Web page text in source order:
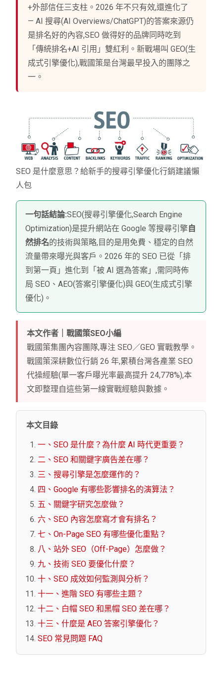
+外部信任三支柱。2026 年不只有效,還進化了
— AI 搜尋(AI Overviews/ChatGPT)的答案來源仍
是排名好的內容,SEO 做得好的品牌同時吃到
「傳統排名+AI 引用」雙紅利。新戰場叫 GEO(生
成式引擎優化),戰國策是台灣最早投入的團隊之
一。
SEO 是什麼意思？給新手的搜尋引擎優化行銷建議懶
人包
一句話結論:SEO(搜尋引擎優化,Search Engine
Optimization)是提升網站在 Google 等搜尋引擎自
然排名的技術與策略,目的是用免費、穩定的自然
流量帶來曝光與客戶。2026 年的 SEO 已從「排
到第一頁」進化到「被 AI 選為答案」,需同時佈
局 SEO、AEO(答案引擎優化)與 GEO(生成式引擎
優化)。
本文作者｜戰國策SEO小編
戰國策集團內容團隊,專注 SEO／GEO 實戰教學。
戰國策深耕數位行銷 26 年,累積台灣各產業 SEO
代操經驗(單一客戶曝光率最高提升 24,778%),本
文即整理自這些第一線實戰經驗與數據。
本文目錄
一、SEO 是什麼？為什麼 AI 時代更重要？
二、SEO 和關鍵字廣告差在哪？
三、搜尋引擎是怎麼運作的？
四、Google 有哪些影響排名的演算法？
五、關鍵字研究怎麼做？
六、SEO 內容怎麼寫才會有排名？
七、On-Page SEO 有哪些優化重點？
八、站外 SEO（Off-Page）怎麼做？
九、技術 SEO 要優化什麼？
十、SEO 成效如何監測與分析？
十一、進階 SEO 有哪些主題？
十二、白帽 SEO 和黑帽 SEO 差在哪？
十三、什麼是 AEO 答案引擎優化？
SEO 常見問題 FAQ